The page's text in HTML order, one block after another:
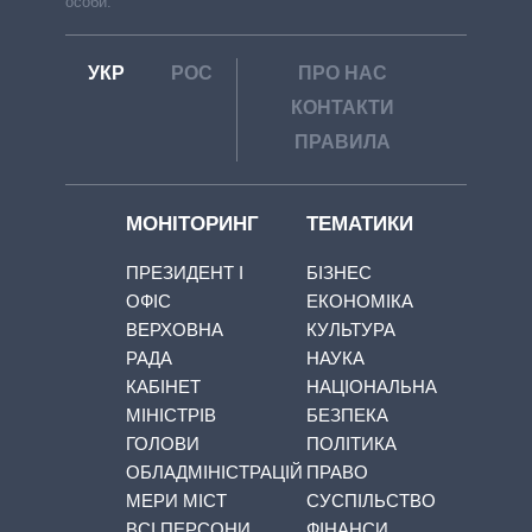
УКР РОС
ПРО НАС
КОНТАКТИ
ПРАВИЛА
МОНІТОРИНГ
ПРЕЗИДЕНТ І
ОФІС
ВЕРХОВНА
РАДА
КАБІНЕТ
МІНІСТРІВ
ГОЛОВИ
ОБЛАДМІНІСТРАЦІЙ
МЕРИ МІСТ
ТЕМАТИКИ
БІЗНЕС
ЕКОНОМІКА
КУЛЬТУРА
НАУКА
НАЦІОНАЛЬНА
БЕЗПЕКА
ПОЛІТИКА
ПРАВО
СУСПІЛЬСТВО